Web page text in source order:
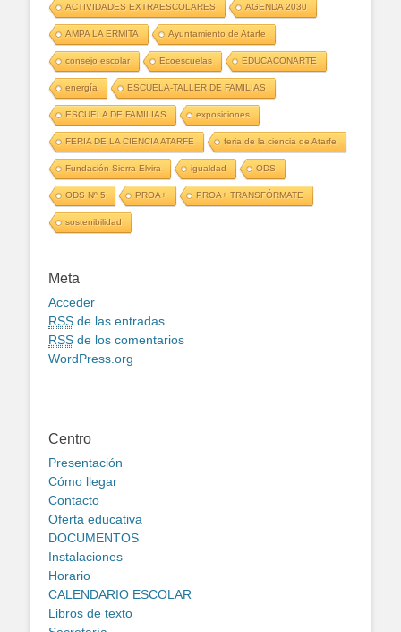
ACTIVIDADES EXTRAESCOLARES AGENDA 2030
AMPA LA ERMITA Ayuntamiento de Atarfe
consejo escolar Ecoescuelas EDUCACONARTE
energía ESCUELA-TALLER DE FAMILIAS
ESCUELA DE FAMILIAS exposiciones
FERIA DE LA CIENCIA ATARFE feria de la ciencia de Atarfe
Fundación Sierra Elvira igualdad ODS
ODS Nº 5 PROA+ PROA+ TRANSFÓRMATE
sostenibilidad
Meta
Acceder
RSS de las entradas
RSS de los comentarios
WordPress.org
Centro
Presentación
Cómo llegar
Contacto
Oferta educativa
DOCUMENTOS
Instalaciones
Horario
CALENDARIO ESCOLAR
Libros de texto